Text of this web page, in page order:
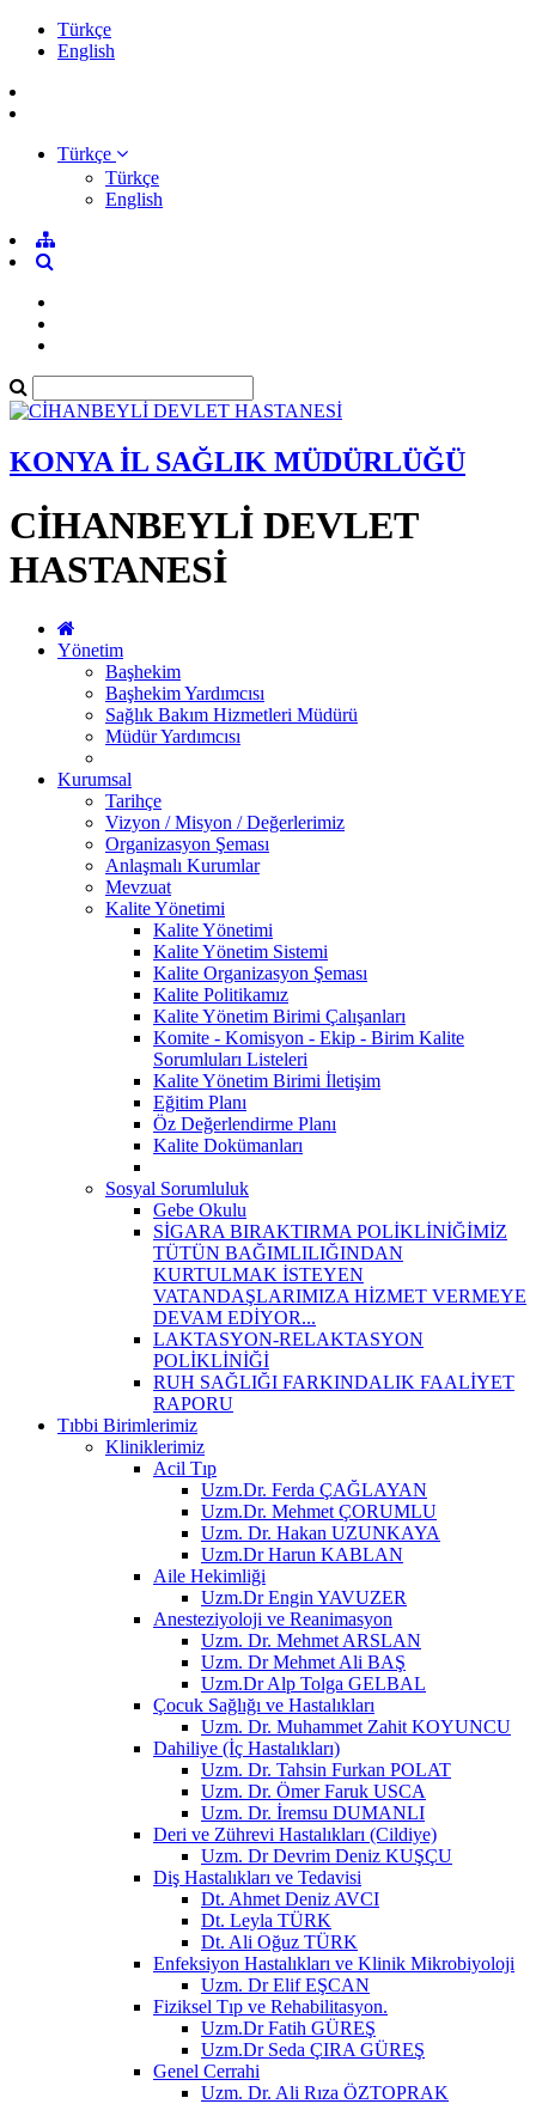
Türkçe
English
Türkçe
Türkçe
English
KONYA İL SAĞLIK MÜDÜRLÜĞÜ
CİHANBEYLİ DEVLET
HASTANESİ
Yönetim
Başhekim
Başhekim Yardımcısı
Sağlık Bakım Hizmetleri Müdürü
Müdür Yardımcısı
Kurumsal
Tarihçe
Vizyon / Misyon / Değerlerimiz
Organizasyon Şeması
Anlaşmalı Kurumlar
Mevzuat
Kalite Yönetimi
Kalite Yönetimi
Kalite Yönetim Sistemi
Kalite Organizasyon Şeması
Kalite Politikamız
Kalite Yönetim Birimi Çalışanları
Komite - Komisyon - Ekip - Birim Kalite
Sorumluları Listeleri
Kalite Yönetim Birimi İletişim
Eğitim Planı
Öz Değerlendirme Planı
Kalite Dokümanları
Sosyal Sorumluluk
Gebe Okulu
SİGARA BIRAKTIRMA POLİKLİNİĞİMİZ
TÜTÜN BAĞIMLILIĞINDAN
KURTULMAK İSTEYEN
VATANDAŞLARIMIZA HİZMET VERMEYE
DEVAM EDİYOR...
LAKTASYON-RELAKTASYON
POLİKLİNİĞİ
RUH SAĞLIĞI FARKINDALIK FAALİYET
RAPORU
Tıbbi Birimlerimiz
Kliniklerimiz
Acil Tıp
Uzm.Dr. Ferda ÇAĞLAYAN
Uzm.Dr. Mehmet ÇORUMLU
Uzm. Dr. Hakan UZUNKAYA
Uzm.Dr Harun KABLAN
Aile Hekimliği
Uzm.Dr Engin YAVUZER
Anesteziyoloji ve Reanimasyon
Uzm. Dr. Mehmet ARSLAN
Uzm. Dr Mehmet Ali BAŞ
Uzm.Dr Alp Tolga GELBAL
Çocuk Sağlığı ve Hastalıkları
Uzm. Dr. Muhammet Zahit KOYUNCU
Dahiliye (İç Hastalıkları)
Uzm. Dr. Tahsin Furkan POLAT
Uzm. Dr. Ömer Faruk USCA
Uzm. Dr. İremsu DUMANLI
Deri ve Zührevi Hastalıkları (Cildiye)
Uzm. Dr Devrim Deniz KUŞÇU
Diş Hastalıkları ve Tedavisi
Dt. Ahmet Deniz AVCI
Dt. Leyla TÜRK
Dt. Ali Oğuz TÜRK
Enfeksiyon Hastalıkları ve Klinik Mikrobiyoloji
Uzm. Dr Elif EŞCAN
Fiziksel Tıp ve Rehabilitasyon.
Uzm.Dr Fatih GÜREŞ
Uzm.Dr Seda ÇIRA GÜREŞ
Genel Cerrahi
Uzm. Dr. Ali Rıza ÖZTOPRAK